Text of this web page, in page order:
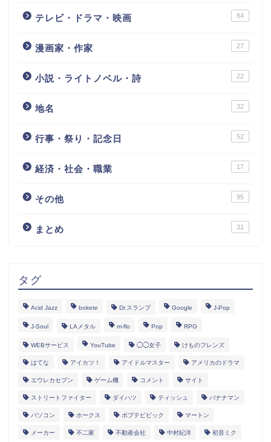
テレビ・ドラマ・映画 84
漫画家・作家 27
小説・ライトノベル・詩 22
地名 32
行事・祭り・記念日 52
経済・社会・職業 17
その他 95
まとめ 31
タグ
Acid Jazz bokete Dr.スランプ Google J-Pop
J-Soul LAメタル m-flo Pop RPG
WEBサービス YouTube ◯◯女子 けものフレンズ
はてな アイカツ！ アイドルマスター アメリカのドラマ
エウレカセブン ゲーム機 コメント サイト
ストリートファイター ダイハツ ティッシュ バナナマン
パソコン ホークス ポプテピピック マートン
メーカー 不二家 不動産会社 中村紀洋 初音ミク